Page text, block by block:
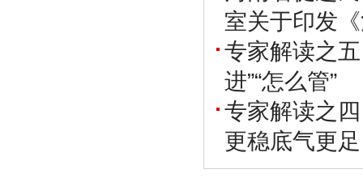
室关于印发
专家解读之
进”“怎么管”
专家解读之
更稳底气更足